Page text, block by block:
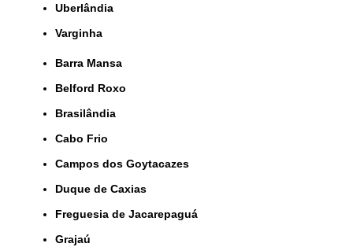
Uberlândia
Varginha
Barra Mansa
Belford Roxo
Brasilândia
Cabo Frio
Campos dos Goytacazes
Duque de Caxias
Freguesia de Jacarepaguá
Grajaú